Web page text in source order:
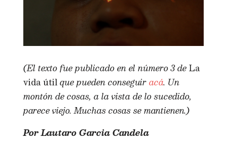
(El texto fue publicado en el número 3 deLa
vida útilque pueden conseguiracá. Un
montón de cosas, a la vista de lo sucedido,
parece viejo. Muchas cosas se mantienen.)
Por Lautaro Garcia Candela